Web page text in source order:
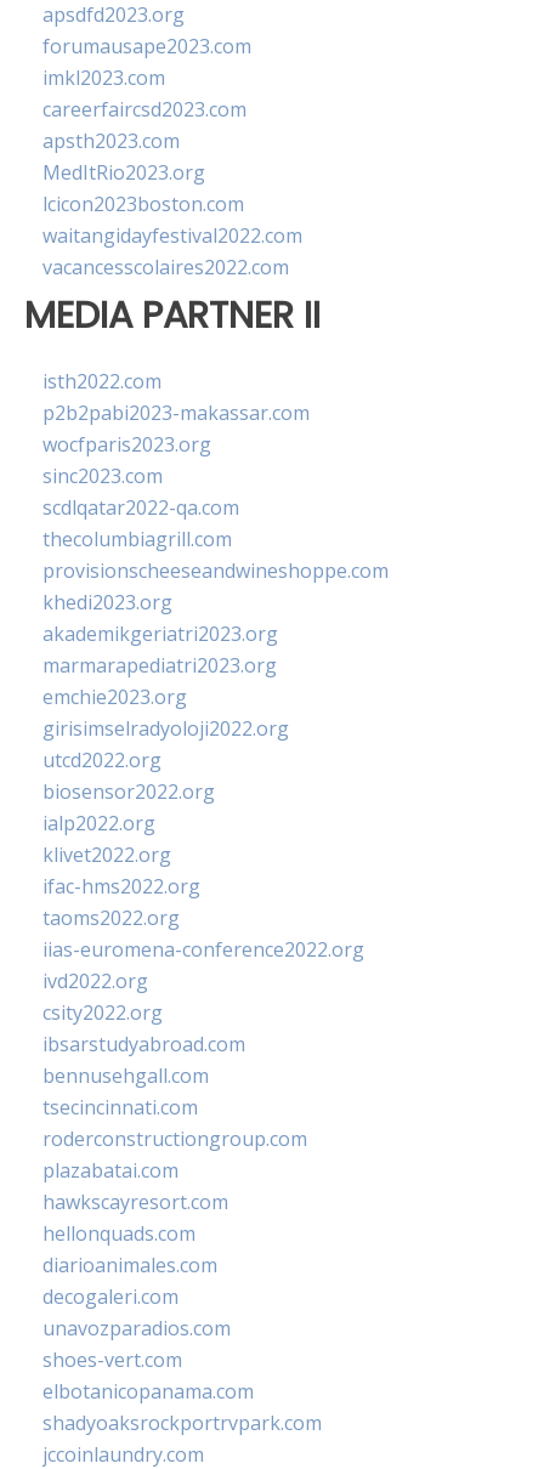
apsdfd2023.org
forumausape2023.com
imkl2023.com
careerfaircsd2023.com
apsth2023.com
MedItRio2023.org
lcicon2023boston.com
waitangidayfestival2022.com
vacancesscolaires2022.com
MEDIA PARTNER II
isth2022.com
p2b2pabi2023-makassar.com
wocfparis2023.org
sinc2023.com
scdlqatar2022-qa.com
thecolumbiagrill.com
provisionscheeseandwineshoppe.com
khedi2023.org
akademikgeriatri2023.org
marmarapediatri2023.org
emchie2023.org
girisimselradyoloji2022.org
utcd2022.org
biosensor2022.org
ialp2022.org
klivet2022.org
ifac-hms2022.org
taoms2022.org
iias-euromena-conference2022.org
ivd2022.org
csity2022.org
ibsarstudyabroad.com
bennusehgall.com
tsecincinnati.com
roderconstructiongroup.com
plazabatai.com
hawkscayresort.com
hellonquads.com
diarioanimales.com
decogaleri.com
unavozparadios.com
shoes-vert.com
elbotanicopanama.com
shadyoaksrockportrvpark.com
jccoinlaundry.com